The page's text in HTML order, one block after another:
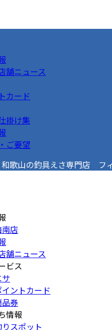
舗ニュース
カード
掛け集
ご要望
歌山の釣具えさ専門店 フ
店
舗ニュース
ビス
サ
イントカード
品券
情報
スポット